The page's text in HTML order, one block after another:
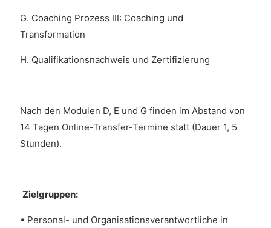
G. Coaching Prozess III: Coaching und
Transformation
H. Qualifikationsnachweis und Zertifizierung
Nach den Modulen D, E und G finden im Abstand von
14 Tagen Online-Transfer-Termine statt (Dauer 1, 5
Stunden).
Zielgruppen:
• Personal- und Organisationsverantwortliche in